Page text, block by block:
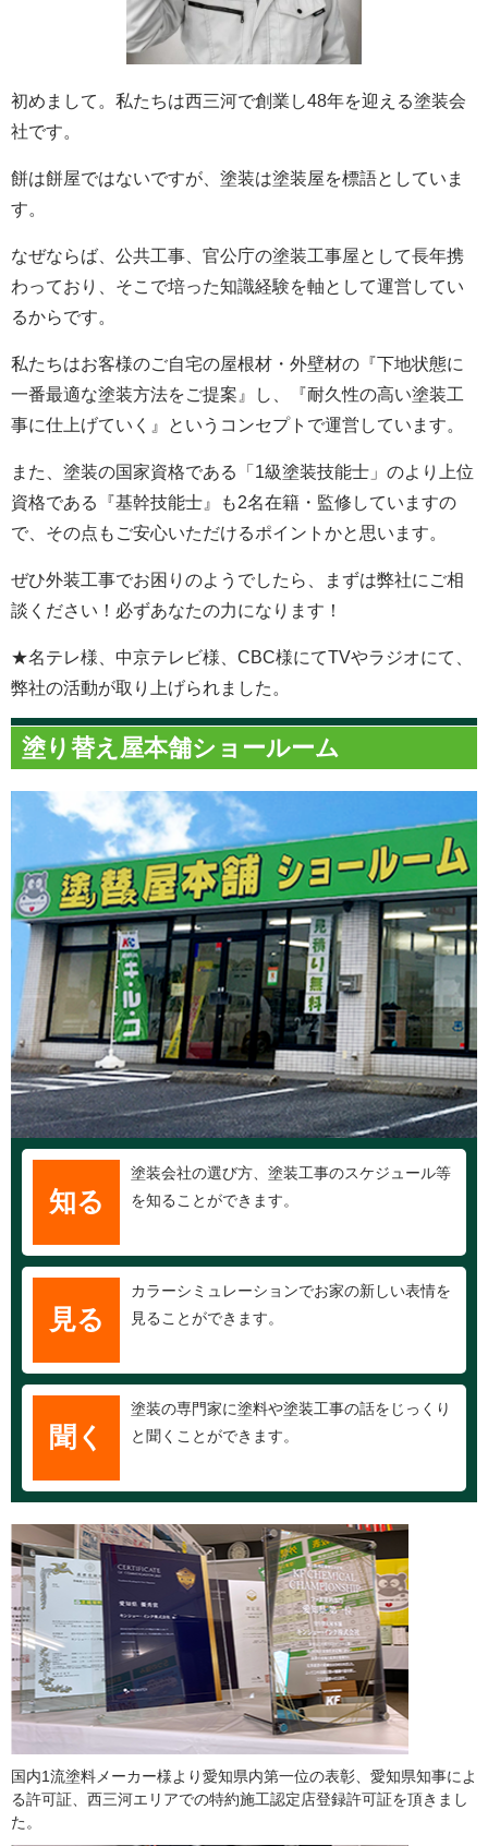
初めまして。私たちは西三河で創業し48年を迎える塗装会
社です。
餅は餅屋ではないですが、塗装は塗装屋を標語としていま
す。
なぜならば、公共工事、官公庁の塗装工事屋として長年携
わっており、そこで培った知識経験を軸として運営してい
るからです。
私たちはお客様のご自宅の屋根材・外壁材の『下地状態に
一番最適な塗装方法をご提案』し、『耐久性の高い塗装工
事に仕上げていく』というコンセプトで運営しています。
また、塗装の国家資格である「1級塗装技能士」のより上位
資格である『基幹技能士』も2名在籍・監修していますの
で、その点もご安心いただけるポイントかと思います。
ぜひ外装工事でお困りのようでしたら、まずは弊社にご相
談ください！必ずあなたの力になります！
★名テレ様、中京テレビ様、CBC様にてTVやラジオにて、
弊社の活動が取り上げられました。
塗り替え屋本舗ショールーム
知る
塗装会社の選び方、塗装工事のスケジュール等
を知ることができます。
見る
カラーシミュレーションでお家の新しい表情を
見ることができます。
聞く
塗装の専門家に塗料や塗装工事の話をじっくり
と聞くことができます。
国内1流塗料メーカー様より愛知県内第一位の表彰、愛知県知事によ
る許可証、西三河エリアでの特約施工認定店登録許可証を頂きまし
た。